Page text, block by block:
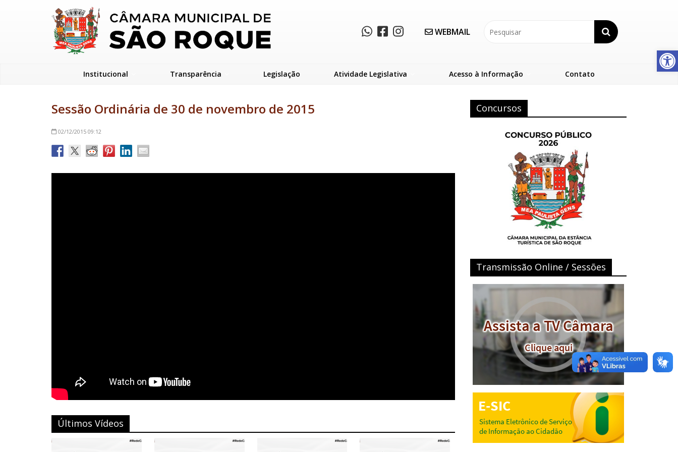
Abrir a barra de ferramentas
WEBMAIL
Institucional Transparência Legislação Atividade Legislativa Acesso à Informação Contato
Sessão Ordinária de 30 de novembro de 2015
02/12/201509:12
Últimos Vídeos
Concursos
Transmissão Online / Sessões